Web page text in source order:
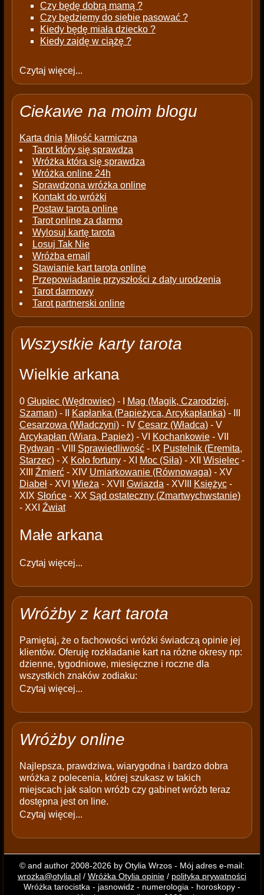
Czy będę dobrą mamą ?
Czy będziemy do siebie pasować ?
Kiedy będę miała dziecko ?
Kiedy zajdę w ciążę ?
Czytaj więcej...
Ciekawe na moim blogu
Karta dnia Miłość karmiczna
Tarot który się sprawdza
Wróżka która się sprawdza
Wróżka online 24h
Sprawdzona wróżka online
Kontakt do wróżki
Postaw tarota online
Tarot online za darmo
Wylosuj kartę tarota
Losuj Tak Nie
Wróżba email
Stawianie kart tarota online
Przepowiadanie przyszłości z daty urodzenia
Tarot darmowy
Tarot partnerski online
Wszystkie karty tarota
Wielkie arkana
0 Głupiec (Wędrowiec)- I
Mag (Magik, Czarodziej,
Szaman)- II Kapłanka (Papieżyca, Arcykapłanka)- III
Cesarzowa (Władczyni)- IV Cesarz (Władca)- V
Arcykapłan (Wiara, Papież)- VI Kochankowie- VII
Rydwan - VIII Sprawiedliwość- IX Pustelnik (Eremita,
Starzec)- X Koło fortuny- XI Moc (Siła)- XII Wisielec-
XIII Źmierć- XIV Umiarkowanie (Równowaga)- XV
Diabeł- XVI Wieża - XVII Gwiazda - XVIII Księżyc-
XIX Słońce- XX Sąd ostateczny (Zmartwychwstanie)
- XXI Źwiat
Małe arkana
Czytaj więcej...
Wróżby z kart tarota
Pamiętaj, że o fachowości wróżki świadczą opinie jej
klientów. Oferuję rozkładanie kart na różne okresy np:
dzienne, tygodniowe, miesięczne i roczne dla
wszystkich znaków zodiaku:
Czytaj więcej...
Wróżby online
Najlepsza, prawdziwa, wiarygodna i bardzo dobra
wróżka z polecenia, której szukasz w takich
miejscach jak salon wróżb czy gabinet wróżb teraz
dostępna jest on line.
Czytaj więcej...
© and author 2008-2026 by Otylia Wrzos - Mój adres e-mail:
wrozka@otylia.pl/ Wróżka Otylia opinie/ polityka prywatności
Wróżka tarocistka - jasnowidz - numerologia - horoskopy -